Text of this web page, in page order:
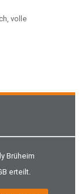
volle
Brüheim
erteilt.